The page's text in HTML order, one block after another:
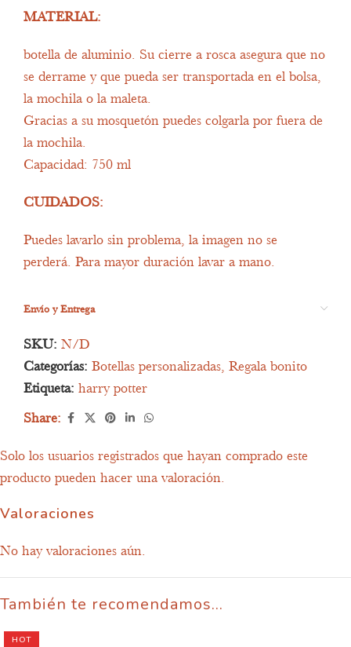
MATERIAL:
botella de aluminio. Su cierre a rosca asegura que no
se derrame y que pueda ser transportada en el bolsa,
la mochila o la maleta.
Gracias a su mosquetón puedes colgarla por fuera de
la mochila.
Capacidad: 750 ml
CUIDADOS:
Puedes lavarlo sin problema, la imagen no se
perderá. Para mayor duración lavar a mano.
Envío y Entrega
SKU: N/D
Categorías: Botellas personalizadas, Regala bonito
Etiqueta: harry potter
Share:
Valoraciones
No hay valoraciones aún.
Solo los usuarios registrados que hayan comprado este
producto pueden hacer una valoración.
También te recomendamos…
HOT